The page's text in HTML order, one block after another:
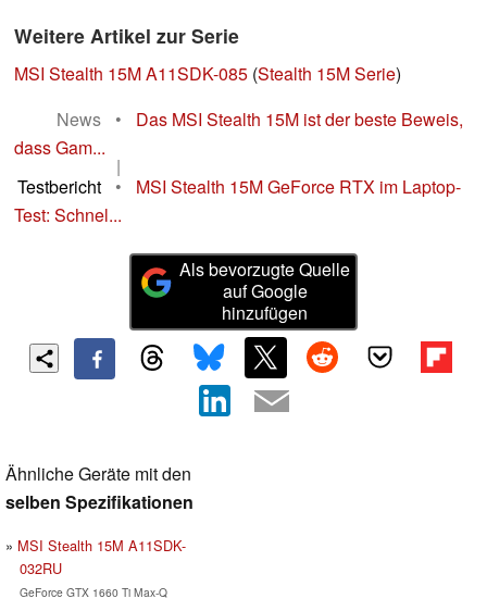
Weitere Artikel zur Serie
MSI Stealth 15M A11SDK-085 (Stealth 15M Serie)
News
•
Das MSI Stealth 15M ist der beste Beweis,
dass Gam...
|
Testbericht
•
MSI Stealth 15M GeForce RTX im Laptop-
Test: Schnel...
Als bevorzugte Quelle
auf Google
hinzufügen
Ähnliche Geräte mit den
selben Spezifikationen
MSI Stealth 15M A11SDK-
032RU
GeForce GTX 1660 Ti Max-Q